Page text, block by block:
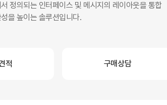
정의되는 인터페이스 및 메시지의 레이아웃을 통합
을 높이는 솔루션입니다.
적 구매상담